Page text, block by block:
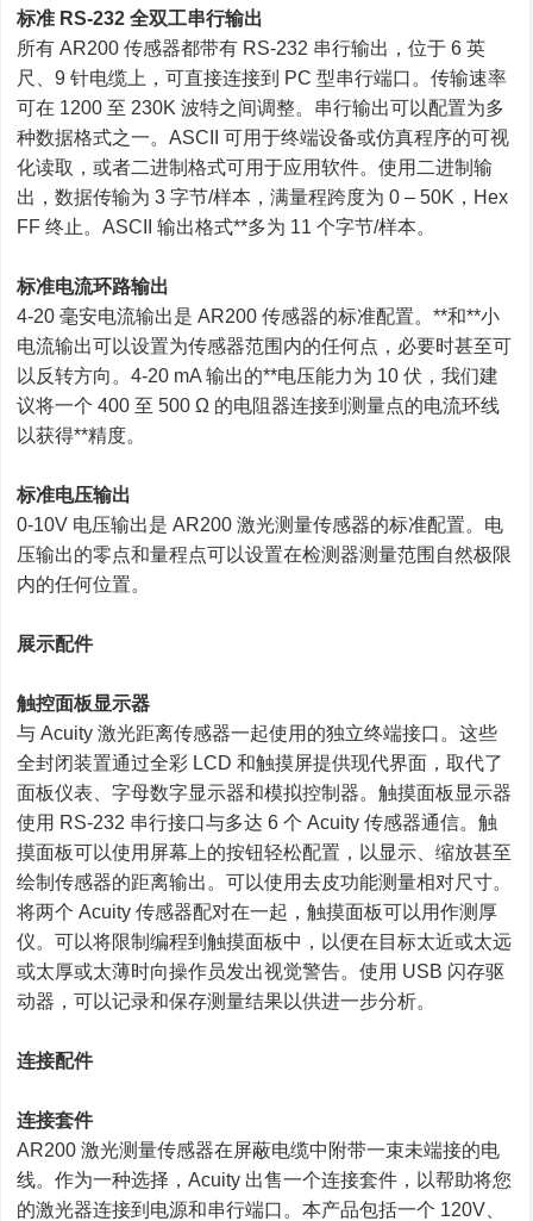
标准 RS-232 全双工串行输出
所有 AR200 传感器都带有 RS-232 串行输出，位于 6 英
尺、9 针电缆上，可直接连接到 PC 型串行端口。传输速率
可在 1200 至 230K 波特之间调整。串行输出可以配置为多
种数据格式之一。ASCII 可用于终端设备或仿真程序的可视
化读取，或者二进制格式可用于应用软件。使用二进制输
出，数据传输为 3 字节/样本，满量程跨度为 0 – 50K，Hex
FF 终止。ASCII 输出格式**多为 11 个字节/样本。
标准电流环路输出
4-20 毫安电流输出是 AR200 传感器的标准配置。**和**小
电流输出可以设置为传感器范围内的任何点，必要时甚至可
以反转方向。4-20 mA 输出的**电压能力为 10 伏，我们建
议将一个 400 至 500 Ω 的电阻器连接到测量点的电流环线
以获得**精度。
标准电压输出
0-10V 电压输出是 AR200 激光测量传感器的标准配置。电
压输出的零点和量程点可以设置在检测器测量范围自然极限
内的任何位置。
展示配件
触控面板显示器
与 Acuity 激光距离传感器一起使用的独立终端接口。这些
全封闭装置通过全彩 LCD 和触摸屏提供现代界面，取代了
面板仪表、字母数字显示器和模拟控制器。触摸面板显示器
使用 RS-232 串行接口与多达 6 个 Acuity 传感器通信。触
摸面板可以使用屏幕上的按钮轻松配置，以显示、缩放甚至
绘制传感器的距离输出。可以使用去皮功能测量相对尺寸。
将两个 Acuity 传感器配对在一起，触摸面板可以用作测厚
仪。可以将限制编程到触摸面板中，以便在目标太近或太远
或太厚或太薄时向操作员发出视觉警告。使用 USB 闪存驱
动器，可以记录和保存测量结果以供进一步分析。
连接配件
连接套件
AR200 激光测量传感器在屏蔽电缆中附带一束未端接的电
线。作为一种选择，Acuity 出售一个连接套件，以帮助将您
的激光器连接到电源和串行端口。本产品包括一个 120V、